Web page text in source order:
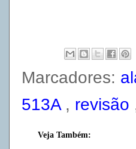
Marcadores:
513A , revisão
Veja Também: